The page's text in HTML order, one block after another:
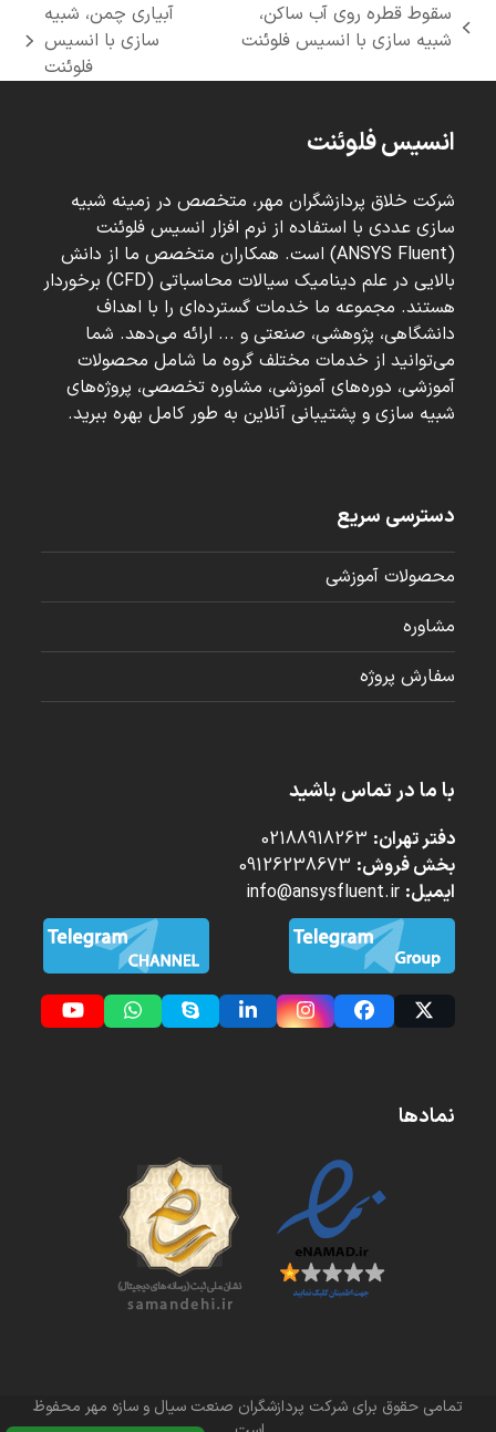
previous
سقوط قطره روی آب ساکن،
شبیه سازی با انسیس فلوئنت
post:
آبیاری چمن، شبیه
سازی با انسیس
فلوئنت
انسیس فلوئنت
شرکت خلاق پردازشگران مهر، متخصص در زمینه شبیه
سازی عددی با استفاده از نرم افزار انسیس فلوئنت
(ANSYS Fluent) است. همکاران متخصص ما از دانش
بالایی در علم دینامیک سیالات محاسباتی (CFD) برخوردار
هستند. مجموعه ما خدمات گسترده‌ای را با اهداف
دانشگاهی، پژوهشی، صنعتی و ... ارائه می‌دهد. شما
می‌توانید از خدمات مختلف گروه ما شامل محصولات
آموزشی، دوره‌های آموزشی، مشاوره تخصصی، پروژه‌های
شبیه سازی و پشتیبانی آنلاین به طور کامل بهره ببرید.
دسترسی سریع
محصولات آموزشی
مشاوره
سفارش پروژه
با ما در تماس باشید
دفتر تهران:
بخش فروش:
ایمیل: info@ansysfluent.ir
Twitter
Facebook
Instagram
LinkedIn
Skype
Whatsapp
نمادها
تمامی حقوق برای شرکت پردازشگران صنعت سیال و سازه مهر محفوظ